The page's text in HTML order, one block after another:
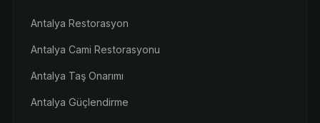
Antalya Restorasyon
Antalya Cami Restorasyonu
Antalya Taş Onarımı
Antalya Güçlendirme